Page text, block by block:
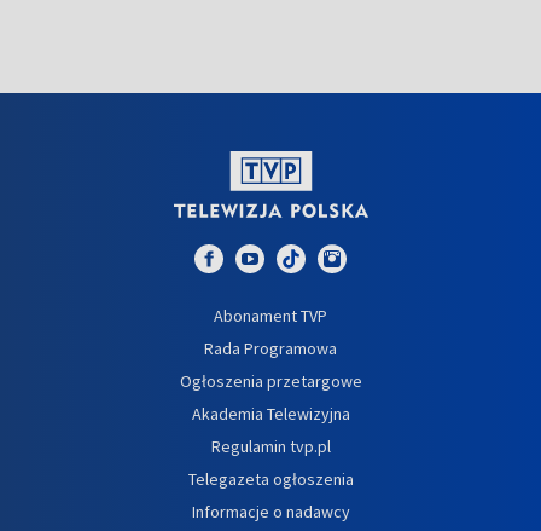
Abonament TVP
Rada Programowa
Ogłoszenia przetargowe
Akademia Telewizyjna
Regulamin tvp.pl
Telegazeta ogłoszenia
Informacje o nadawcy